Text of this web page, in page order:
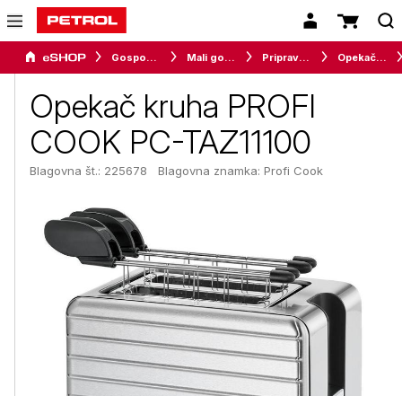
Gospodinjski aparati Mali gospodinjski aparati Priprava hrane Opekači kruha
Opekač kruha PROFI
COOK PC-TAZ11100
Blagovna št.: 225678 Blagovna znamka: Profi Cook